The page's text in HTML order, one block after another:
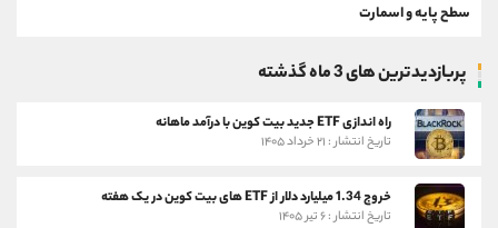
سطح پایه و اسمارت
پربازدیدترین های 3 ماه گذشته
راه اندازی ETF جدید بیت کوین با درآمد ماهانه
تاریخ انتشار : ۲۱ خرداد ۱۴۰۵
خروج 1.34 میلیارد دلار از ETF های بیت کوین در یک هفته
تاریخ انتشار : ۶ تیر ۱۴۰۵